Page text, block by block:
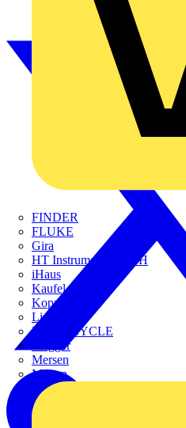
FINDER
FLUKE
Gira
HT Instruments GmbH
iHaus
Kaufel
Kopp
Lichtline
LIGHTCYCLE
Megger
Mersen
Merten